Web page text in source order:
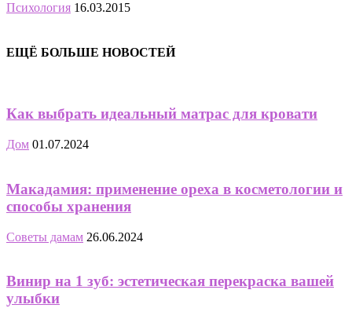
Психология 16.03.2015
ЕЩЁ БОЛЬШЕ НОВОСТЕЙ
Как выбрать идеальный матрас для кровати
Дом 01.07.2024
Макадамия: применение ореха в косметологии и
способы хранения
Советы дамам 26.06.2024
Винир на 1 зуб: эстетическая перекраска вашей
улыбки